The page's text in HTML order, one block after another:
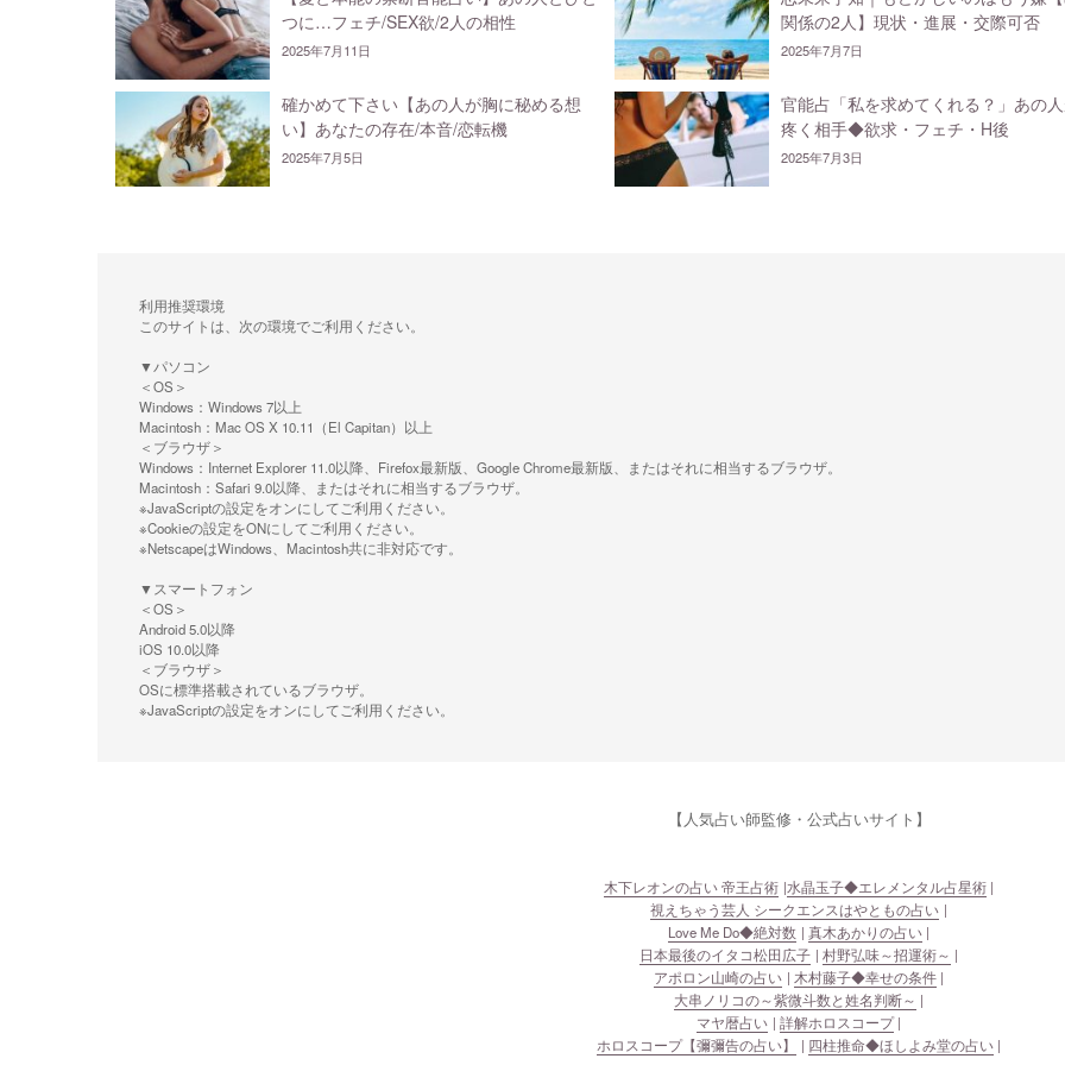
つに…フェチ/SEX欲/2人の相性
2025年7月11日
関係の2人】現状・進展・交際可否
2025年7月7日
確かめて下さい【あの人が胸に秘める想
い】あなたの存在/本音/恋転機
2025年7月5日
官能占「私を求めてくれる？」あの
疼く相手◆欲求・フェチ・H後
2025年7月3日
利用推奨環境
このサイトは、次の環境でご利用ください。
▼パソコン
＜OS＞
Windows：Windows 7以上
Macintosh：Mac OS X 10.11（El Capitan）以上
＜ブラウザ＞
Windows：Internet Explorer 11.0以降、Firefox最新版、Google Chrome最新版、またはそれに相当するブラウザ。
Macintosh：Safari 9.0以降、またはそれに相当するブラウザ。
※JavaScriptの設定をオンにしてご利用ください。
※Cookieの設定をONにしてご利用ください。
※NetscapeはWindows、Macintosh共に非対応です。
▼スマートフォン
＜OS＞
Android 5.0以降
iOS 10.0以降
＜ブラウザ＞
OSに標準搭載されているブラウザ。
※JavaScriptの設定をオンにしてご利用ください。
【人気占い師監修・公式占いサイト】
木下レオンの占い 帝王占術 水晶玉子◆エレメンタル占星術
視えちゃう芸人 シークエンスはやともの占い
Love Me Do◆絶対数
真木あかりの占い
日本最後のイタコ松田広子
村野弘味～招運術～
アポロン山崎の占い
木村藤子◆幸せの条件
大串ノリコの～紫微斗数と姓名判断～
マヤ暦占い
詳解ホロスコープ
ホロスコープ【彌彌告の占い】
四柱推命◆ほしよみ堂の占い